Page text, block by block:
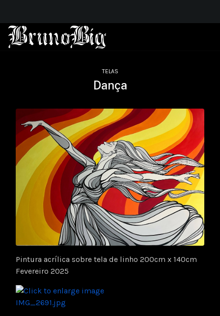
TELAS
Dança
Pintura acrílica sobre tela de linho 200cm x 140cm
Fevereiro 2025